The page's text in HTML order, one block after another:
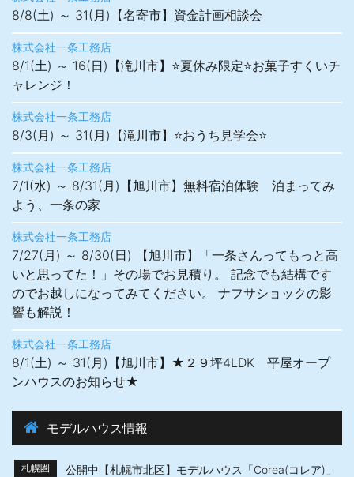
8/8(土) ～ 31(月)【名寄市】資金計画相談会
株式会社一条工務店
8/1(土) ～ 16(日)【滝川市】⭐夏休み限定⭐お菓子すくいチ
ャレンジ！
株式会社一条工務店
8/3(月) ～ 31(月)【滝川市】⭐おうち見学会⭐
株式会社一条工務店
7/1(水) ～ 8/31(月)【旭川市】無料宿泊体験 泊まってみ
よう、一条の家
株式会社一条工務店
7/27(月) ～ 8/30(日) 【旭川市】「一条さんってもっと高
いと思ってた！」その場でお見積り。 記念でも結構です
のでお越しになってみてください。 ナフサショックの影
響も解説！
株式会社一条工務店
8/1(土) ～ 31(月)【旭川市】★２９坪4LDK 平屋オープ
ンハウスのお知らせ★
モデルハウス情報
札幌圏 公開中【札幌市北区】モデルハウス「Corea(コレア)」